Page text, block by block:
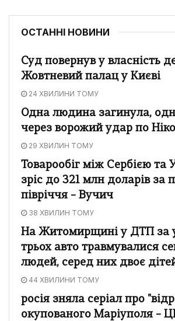
ОСТАННІ НОВИНИ
Суд повернув у власність
Жовтневий палац у Києві
24 ХВИЛИНИ ТОМУ
Одна людина загинула,
через ворожий удар по
29 ХВИЛИН ТОМУ
Товарообіг між Сербією та
зріс до 321 млн доларів за
півріччя – Вучич
38 ХВИЛИН ТОМУ
На Житомирщині у ДТП за
трьох авто травмувалися
людей, серед них двоє
44 ХВИЛИНИ ТОМУ
росія зняла серіал про
окупованого Маріуполя –